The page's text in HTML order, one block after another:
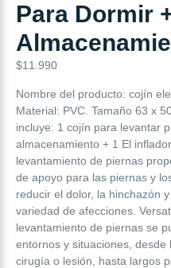
Para Dormir
$11.990
Nombre del producto: cojín
Material: PVC. Tamaño 63 x
incluye: 1 cojín para levantar
almacenamiento + 1 El
levantamiento de piernas
de apoyo para las piernas y
reducir el dolor, la hinchazón
variedad de afecciones.
levantamiento de piernas se
entornos y situaciones,
cirugía o lesión, hasta largos